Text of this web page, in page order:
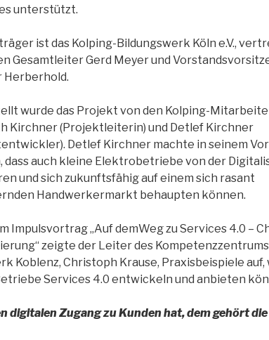
unterstützt.
ist das Kolping-Bildungswerk Köln e.V.,
Gesamtleiter Gerd Meyer und
Herberhold.
wurde das Projekt von den Kolping-
Kirchner (Projektleiterin) und Detlef Kirchner
Detlef Kirchner machte in seinem
dass auch kleine Elektrobetriebe von der
und sich zukunftsfähig auf einem sich rasant
Handwerkermarkt behaupten können.
Impulsvortrag „Auf demWeg zu Services 4.0 –
zeigte der Leiter des
Koblenz, Christoph Krause, Praxisbeispiele auf,
Services 4.0 entwickeln und anbieten
digitalen Zugang zu Kunden hat, dem gehört